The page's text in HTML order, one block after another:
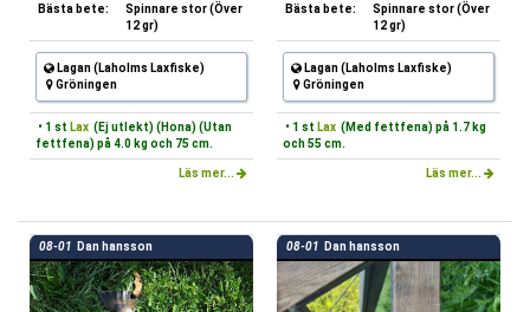
Bästa bete:
Spinnare stor (Över
12 gr)
Lagan (Laholms Laxfiske)
Gröningen
• 1 st Lax (Ej utlekt) (Hona) (Utan
fettfena) på 4.0 kg och 75 cm.
Läs mer...
Bästa bete:
Spinnare stor (Över
12 gr)
Lagan (Laholms Laxfiske)
Gröningen
• 1 st Lax (Med fettfena) på 1.7 kg
och 55 cm.
Läs mer...
08-01 Dan hansson 08-01 Dan hansson